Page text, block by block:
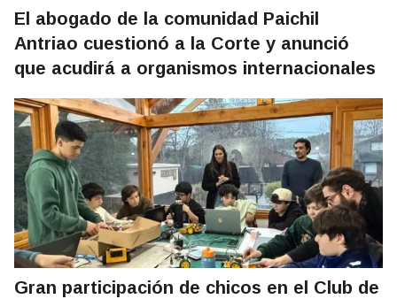
El abogado de la comunidad Paichil
Antriao cuestionó a la Corte y anunció
que acudirá a organismos internacionales
Gran participación de chicos en el Club de